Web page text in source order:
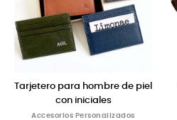
Tarjetero para hombre de piel
con iniciales
Accesorios Personalizados